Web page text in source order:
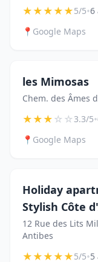
★★★★★5/5•6
📍 Google Maps
les Mimosas
Chem. des Âmes
★★★☆☆3.3/5•
📍 Google Maps
Holiday
Stylish Côte
12 Rue des Lits
Antibes
★★★★★5/5•5